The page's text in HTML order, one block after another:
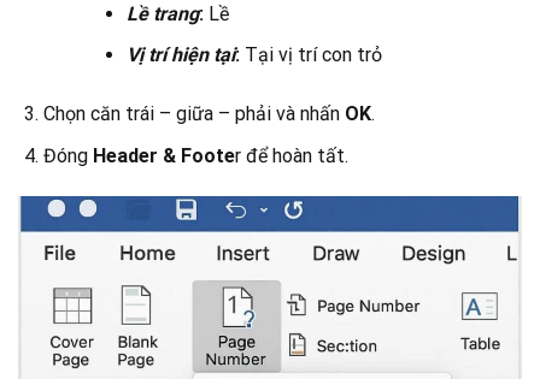
Lề trang:Lề
Vị trí hiện tại:Tại vị trí con trỏ
Chọn căn trái – giữa – phải và nhấn OK.
Đóng Header & Footer để hoàn tất.